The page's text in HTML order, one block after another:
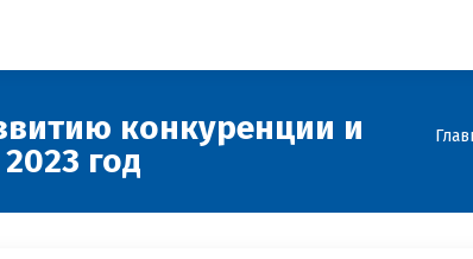
конкуренции и
год